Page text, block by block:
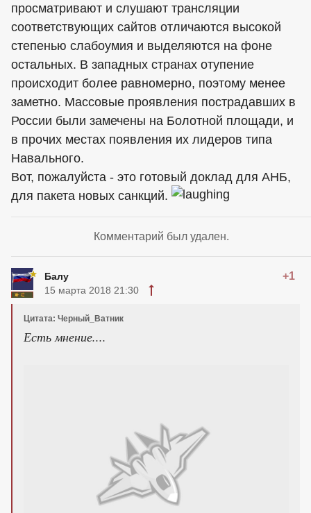
просматривают и слушают трансляции
соответствующих сайтов отличаются высокой
степенью слабоумия и выделяются на фоне
остальных. В западных странах отупение
происходит более равномерно, поэтому менее
заметно. Массовые проявления пострадавших в
России были замечены на Болотной площади, и
в прочих местах появления их лидеров типа
Навального.
Вот, пожалуйста - это готовый доклад для АНБ,
для пакета новых санкций.
Комментарий был удален.
Балу +1
15 марта 2018 21:30
Цитата: Черный_Ватник
Есть мнение....